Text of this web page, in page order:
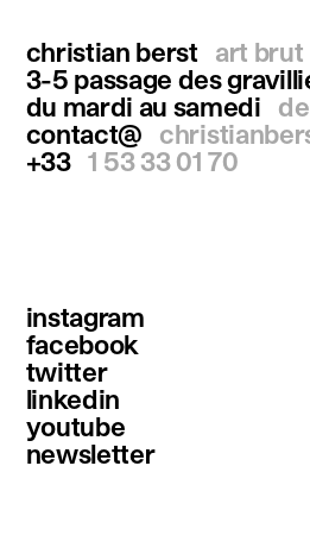
christian berst
art brut
3-5 passage des
du mardi au samedi
contact@
+33 1 53 33 01 70
instagram
facebook
twitter
linkedin
youtube
newsletter